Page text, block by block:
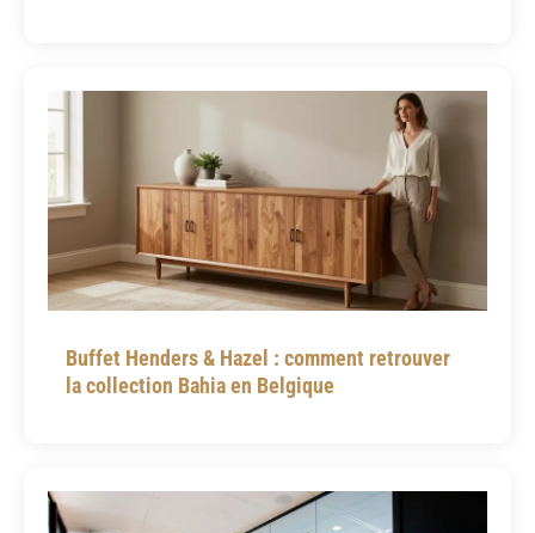
Buffet Henders & Hazel : comment retrouver
la collection Bahia en Belgique